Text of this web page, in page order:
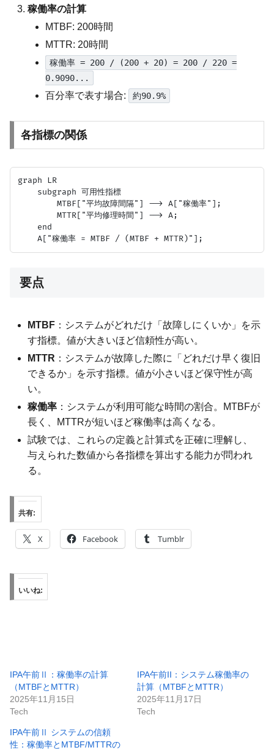
稼働率の計算
MTBF: 200時間
MTTR: 20時間
稼働率 = 200 / (200 + 20) = 200 / 220 =
0.9090...
百分率で表す場合: 約90.9%
各指標の関係
graph LR
    subgraph 可用性指標
        MTBF["平均故障間隔"] --> A["稼働率"];
        MTTR["平均修理時間"] --> A;
    end
要点
MTBF ：システムがどれだけ「故障しにくいか」を示
す指標。値が大きいほど信頼性が高い。
MTTR ：システムが故障した際に「どれだけ早く復旧
できるか」を示す指標。値が小さいほど保守性が高
い。
稼働率 ：システムが利用可能な時間の割合。MTBFが
長く、MTTRが短いほど稼働率は高くなる。
試験では、これらの定義と計算式を正確に理解し、
与えられた数値から各指標を算出する能力が問われ
る。
共有:
X Facebook Tumblr
いいね:
IPA午前Ⅱ：稼働率の計算
（MTBFとMTTR）
2025年11月15日
Tech
IPA午前II：システム稼働率の
計算（MTBFとMTTR）
2025年11月17日
Tech
IPA午前Ⅱ システムの信頼
性：稼働率とMTBF/MTTRの